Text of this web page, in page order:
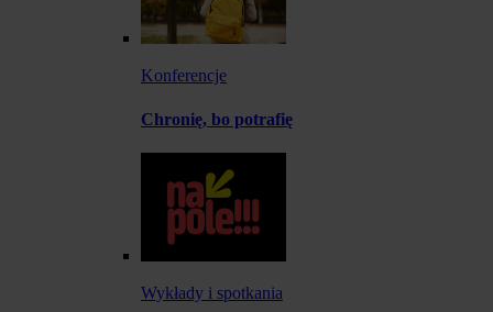
Konferencje
Chronię, bo potrafię
Wykłady i spotkania